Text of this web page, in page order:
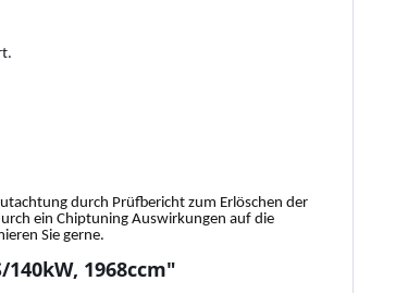
durch Prüfbericht zum Erlöschen der
ein Chiptuning Auswirkungen auf die
Sie gerne.
1968ccm"